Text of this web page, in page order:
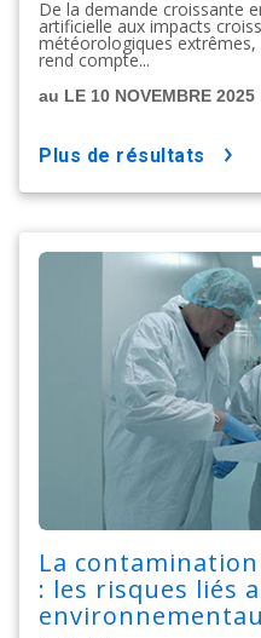
De la demande croissante
artificielle aux impacts
météorologiques extrêmes,
rend compte...
au LE 10 NOVEMBRE 2025
plus de résultats
La
: les risques liés